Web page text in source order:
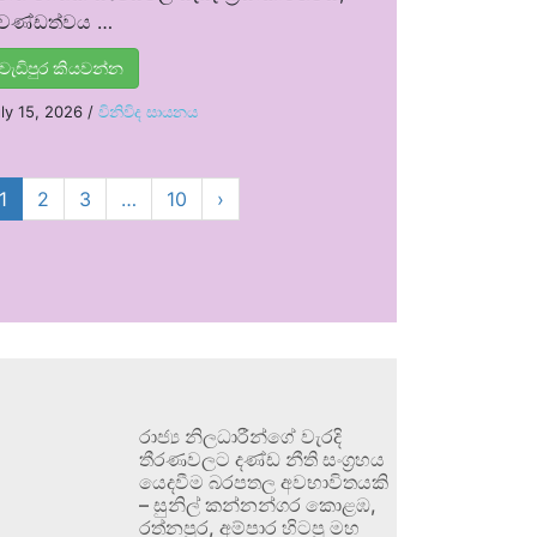
…
වැඩිපුර කියවන්න
15, 2026 / විනිවිද සායනය
1 2 3 … 10 ›
රාජ්‍ය නිලධාරීන්ගේ වැරදි
තීරණවලට දණ්ඩ නීති සංග්‍රහය
යෙදවීම බරපතල අවභාවිතයකි
– සුනිල් කන්නන්ගර කොළඹ,
රත්නපුර, අම්පාර හිටපු මහ